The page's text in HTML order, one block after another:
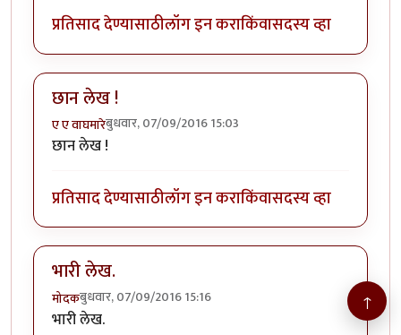
प्रतिसाद देण्यासाठीलॉग इन कराकिंवासदस्य व्हा
छान लेख !
ए ए वाघमारेबुधवार, 07/09/2016 15:03
छान लेख !
प्रतिसाद देण्यासाठीलॉग इन कराकिंवासदस्य व्हा
भारी लेख.
मोदकबुधवार, 07/09/2016 15:16
भारी लेख.
↑